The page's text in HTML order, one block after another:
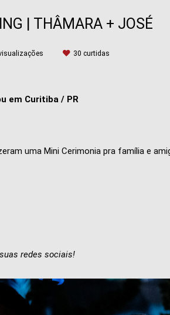
| THÂMARA + JOSÉ
30 curtidas
em Curitiba / PR
uma Mini Cerimonia pra família e
redes sociais!